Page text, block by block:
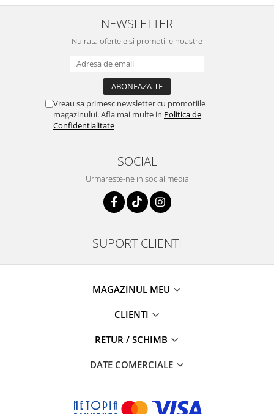
NEWSLETTER
Nu rata ofertele si promotiile noastre
Vreau sa primesc newsletter cu promotiile
magazinului. Afla mai multe in Politica de
Confidentialitate
SOCIAL
Urmareste-ne in social media
SUPORT CLIENTI
MAGAZINUL MEU
CLIENTI
RETUR / SCHIMB
DATE COMERCIALE